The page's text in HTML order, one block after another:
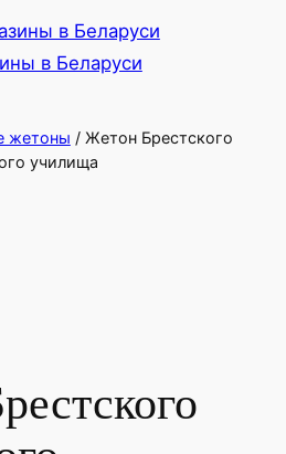
в Беларуси
жетоны / Жетон Брестского
училища